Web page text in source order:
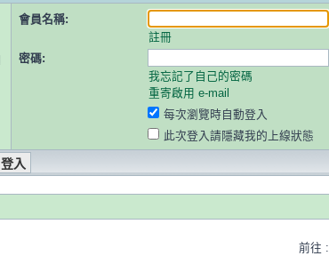
會員名稱:
註冊
密碼:
我忘記了自己的密碼
重寄啟用 e-mail
每次瀏覽時自動登入
此次登入請隱藏我的上線狀態
前往 :